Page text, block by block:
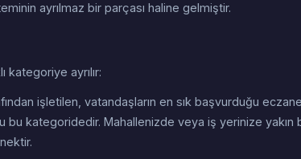
ayrılmaz bir parçası haline gelmiştir.
ayrılır:
işletilen, vatandaşların en sık başvurduğu eczane
kategoridedir. Mahallenizde veya iş yerinize yakın